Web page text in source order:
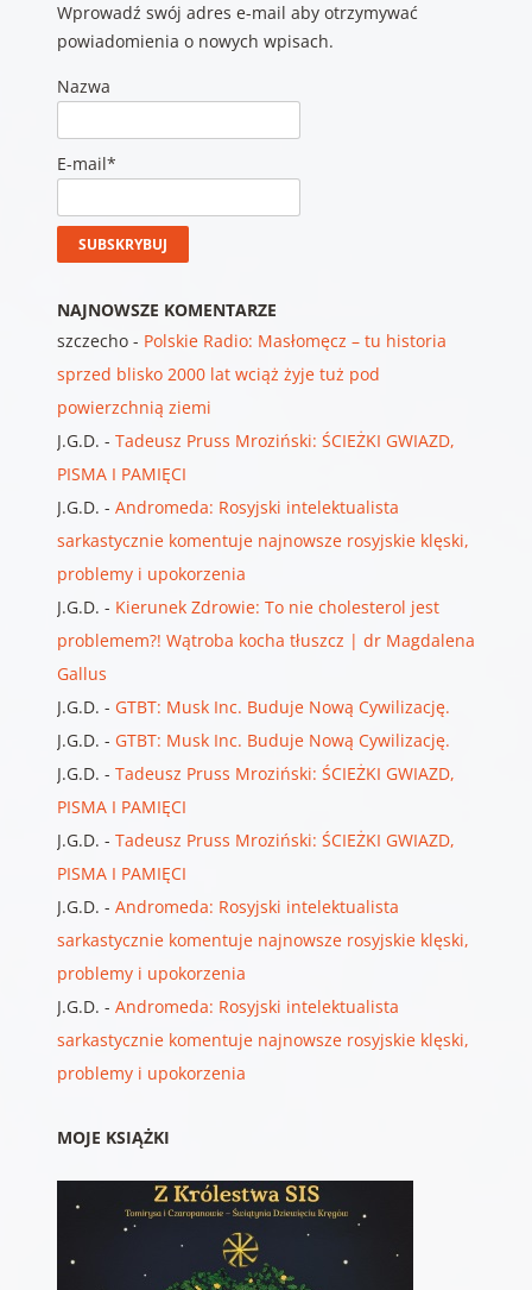
Wprowadź swój adres e-mail aby otrzymywać
powiadomienia o nowych wpisach.
Nazwa
E-mail*
NAJNOWSZE KOMENTARZE
szczecho- Polskie Radio: Masłomęcz – tu historia
sprzed blisko 2000 lat wciąż żyje tuż pod
powierzchnią ziemi
J.G.D. - Tadeusz Pruss Mroziński: ŚCIEŻKI GWIAZD,
PISMA I PAMIĘCI
J.G.D. - Andromeda: Rosyjski intelektualista
sarkastycznie komentuje najnowsze rosyjskie klęski,
problemy i upokorzenia
J.G.D. - Kierunek Zdrowie: To nie cholesterol jest
problemem?! Wątroba kocha tłuszcz | dr Magdalena
Gallus
J.G.D. - GTBT: Musk Inc. Buduje Nową Cywilizację.
J.G.D. - GTBT: Musk Inc. Buduje Nową Cywilizację.
J.G.D. - Tadeusz Pruss Mroziński: ŚCIEŻKI GWIAZD,
PISMA I PAMIĘCI
J.G.D. - Tadeusz Pruss Mroziński: ŚCIEŻKI GWIAZD,
PISMA I PAMIĘCI
J.G.D. - Andromeda: Rosyjski intelektualista
sarkastycznie komentuje najnowsze rosyjskie klęski,
problemy i upokorzenia
J.G.D. - Andromeda: Rosyjski intelektualista
sarkastycznie komentuje najnowsze rosyjskie klęski,
problemy i upokorzenia
MOJE KSIĄŻKI